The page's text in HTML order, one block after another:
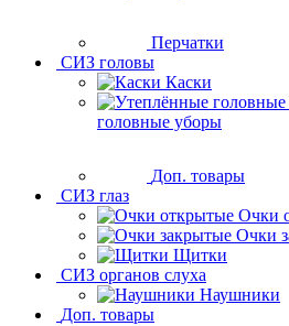
Перчатки
СИЗ головы
Каски
головные уборы
Доп. товары
СИЗ глаз
Очки
Очки
Щитки
СИЗ органов слуха
Наушники
Доп. товары